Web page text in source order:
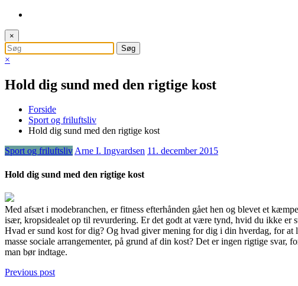
×
×
Hold dig sund med den rigtige kost
Forside
Sport og friluftsliv
Hold dig sund med den rigtige kost
Sport og friluftslivArne I. Ingvardsen 11. december 2015
Hold dig sund med den rigtige kost
Med afsæt i modebranchen, er fitness efterhånden gået hen og blevet et
især, kropsidealet op til revurdering. Er det godt at være tynd, hvid du ikke er
Hvad er sund kost for dig? Og hvad giver mening for dig i din hverdag, for
masse sociale arrangementer, på grund af din kost? Det er ingen rigtige
man bør indtage.
Previous post